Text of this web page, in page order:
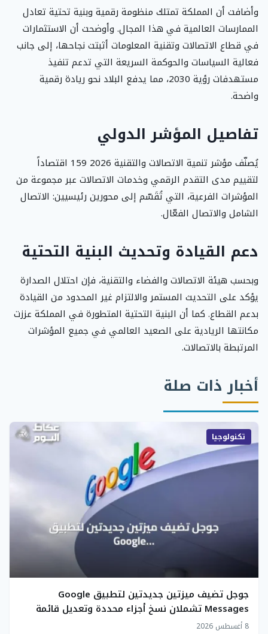
وأضافت أن المملكة تمتلك منظومة رقمية وبنية تحتية تعادل
الممارسات العالمية في هذا المجال. وأوضحت أن الاستثمارات
في قطاع الاتصالات وتقنية المعلومات أثبتت نجاحها، إلى جانب
فعالية السياسات والحوكمة السريعة التي تدعم تنفيذ
مستهدفات رؤية 2030، مما يدفع البلاد نحو ريادة رقمية
واضحة.
تفاصيل المؤشر الدولي
يُصنّف مؤشر تنمية الاتصالات والتقنية 2026 159 اقتصاداً
لتقييم مدى التقدم الرقمي وخدمات الاتصالات عبر مجموعة من
المؤشرات الفرعية، التي تُقَسّم إلى محورين رئيسيين: الاتصال
الشامل والاتصال الفعّال.
دعم القيادة وتحديث البنية التحتية
وبحسب هيئة الاتصالات والفضاء والتقنية، فإن احتلال الصدارة
يؤكد على التحديث المستمر والالتزام غير المحدود من القيادة
بدعم القطاع. كما أن البنية التحتية المتطورة في المملكة عززت
مكانتها الريادية على الصعيد العالمي في جميع المؤشرات
المرتبطة بالاتصالات.
أخبار ذات صلة
تكنولوجيا
جوجل تضيف ميزتين جديدتين لتطبيق Google
Messages تشملان نسخ أجزاء محددة وتعديل قائمة
الخيارات
8 أغسطس 2026